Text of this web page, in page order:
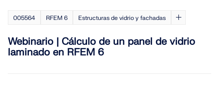
005564 RFEM 6 Estructuras de vidrio y fachadas
Webinario | Cálculo de un panel de vidrio
laminado en RFEM 6